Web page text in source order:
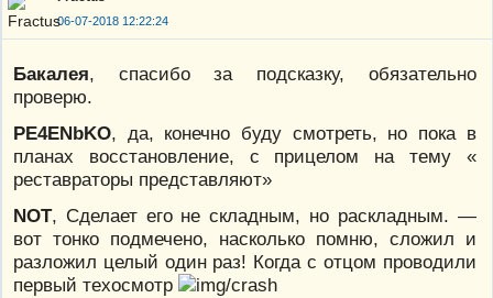
06-07-2018 12:22:24
Бакалея, спасибо за подсказку, обязательно
проверю.
PE4ENbKO, да, конечно буду смотреть, но пока в
планах восстановление, с прицелом на тему «
реставраторы представляют»
NOT, Сделает его не складным, но раскладным. —
вот тонко подмечено, насколько помню, сложил и
разложил целый один раз! Когда с отцом проводили
первый техосмотр